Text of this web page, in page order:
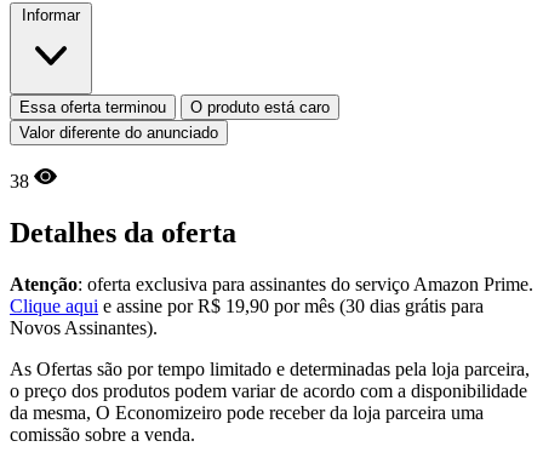
Informar
Essa oferta terminou
O produto está caro
Valor diferente do anunciado
38
Detalhes da oferta
Atenção: oferta exclusiva para assinantes do serviço Amazon Prime.
Clique aqui e assine por R$ 19,90 por mês (30 dias grátis para
Novos Assinantes).
As Ofertas são por tempo limitado e determinadas pela loja parceira,
o preço dos produtos podem variar de acordo com a disponibilidade
da mesma, O Economizeiro pode receber da loja parceira uma
comissão sobre a venda.